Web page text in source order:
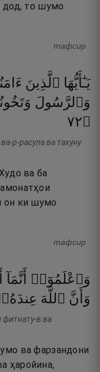
дод, то шумо
тафсир
يَـٰٓأَيُّهَا ٱلَّذِينَ
وَٱلرَّسُولَ
۝٢٧
р-расула ва тахуну
ва ба
он ки шумо
тафсир
وَٱعْلَمُوٓا۟ أَنَّمَآ
وَأَنَّ ٱللَّهَ
фитнату-в ва
ва фарзандони
ҳаройина,